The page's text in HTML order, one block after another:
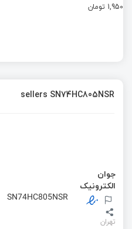
1,950 تومان
sellers SN74HC805NSR
جوان
الکترونیک
تهران
SN74HC805NSR